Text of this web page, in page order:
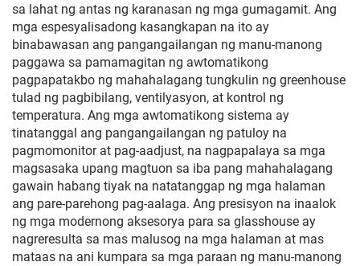
sa lahat ng antas ng karanasan ng mga gumagamit. Ang
mga espesyalisadong kasangkapan na ito ay
binabawasan ang pangangailangan ng manu-manong
paggawa sa pamamagitan ng awtomatikong
pagpapatakbo ng mahahalagang tungkulin ng greenhouse
tulad ng pagbibilang, ventilyasyon, at kontrol ng
temperatura. Ang mga awtomatikong sistema ay
tinatanggal ang pangangailangan ng patuloy na
pagmomonitor at pag-aadjust, na nagpapalaya sa mga
magsasaka upang magtuon sa iba pang mahahalagang
gawain habang tiyak na natatanggap ng mga halaman
ang pare-parehong pag-aalaga. Ang presisyon na inaalok
ng mga modernong aksesorya para sa glasshouse ay
nagreresulta sa mas malusog na mga halaman at mas
mataas na ani kumpara sa mga paraan ng manu-manong